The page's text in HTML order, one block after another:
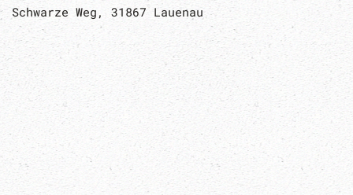
Im Deister
KRIMIS, ACTION UND MUTPROBEN
Brauereiweg 6 c, 30989 Gehrden